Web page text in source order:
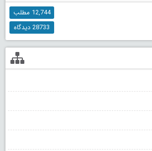
12,744 مطلب
28733 دیدگاه